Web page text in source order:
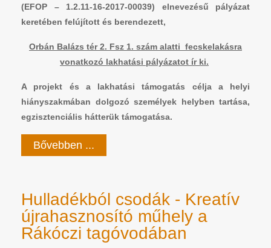
(EFOP – 1.2.11-16-2017-00039) elnevezésű pályázat
keretében felújított és berendezett,
Orbán Balázs tér 2. Fsz 1. szám alatti fecskelakásra
vonatkozó lakhatási pályázatot ír ki.
A projekt és a lakhatási támogatás célja a helyi
hiányszakmában dolgozó személyek helyben tartása,
egzisztenciális hátterük támogatása.
Bővebben ...
Hulladékból csodák - Kreatív
újrahasznosító műhely a
Rákóczi tagóvodában